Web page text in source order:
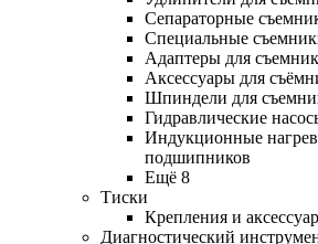
Сепараторные
Специальные
Адаптеры для
Аксессуары для
Шпиндели для
Гидравлические
Индукционные
подшипников
Ещё 8
Тиски
Крепления и
Диагностический